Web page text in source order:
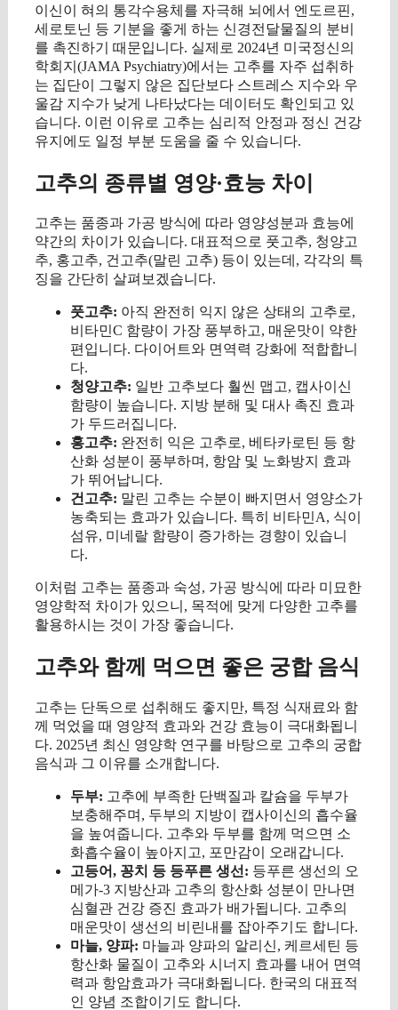
이신이 혀의 통각수용체를 자극해 뇌에서 엔도르핀,
세로토닌 등 기분을 좋게 하는 신경전달물질의 분비
를 촉진하기 때문입니다. 실제로 2024년 미국정신의
학회지(JAMA Psychiatry)에서는 고추를 자주 섭취하
는 집단이 그렇지 않은 집단보다 스트레스 지수와 우
울감 지수가 낮게 나타났다는 데이터도 확인되고 있
습니다. 이런 이유로 고추는 심리적 안정과 정신 건강
유지에도 일정 부분 도움을 줄 수 있습니다.
고추의 종류별 영양·효능 차이
고추는 품종과 가공 방식에 따라 영양성분과 효능에
약간의 차이가 있습니다. 대표적으로 풋고추, 청양고
추, 홍고추, 건고추(말린 고추) 등이 있는데, 각각의 특
징을 간단히 살펴보겠습니다.
풋고추: 아직 완전히 익지 않은 상태의 고추로,
비타민C 함량이 가장 풍부하고, 매운맛이 약한
편입니다. 다이어트와 면역력 강화에 적합합니
다.
청양고추: 일반 고추보다 훨씬 맵고, 캡사이신
함량이 높습니다. 지방 분해 및 대사 촉진 효과
가 두드러집니다.
홍고추: 완전히 익은 고추로, 베타카로틴 등 항
산화 성분이 풍부하며, 항암 및 노화방지 효과
가 뛰어납니다.
건고추: 말린 고추는 수분이 빠지면서 영양소가
농축되는 효과가 있습니다. 특히 비타민A, 식이
섬유, 미네랄 함량이 증가하는 경향이 있습니
다.
이처럼 고추는 품종과 숙성, 가공 방식에 따라 미묘한
영양학적 차이가 있으니, 목적에 맞게 다양한 고추를
활용하시는 것이 가장 좋습니다.
고추와 함께 먹으면 좋은 궁합 음식
고추는 단독으로 섭취해도 좋지만, 특정 식재료와 함
께 먹었을 때 영양적 효과와 건강 효능이 극대화됩니
다. 2025년 최신 영양학 연구를 바탕으로 고추의 궁합
음식과 그 이유를 소개합니다.
두부: 고추에 부족한 단백질과 칼슘을 두부가
보충해주며, 두부의 지방이 캡사이신의 흡수율
을 높여줍니다. 고추와 두부를 함께 먹으면 소
화흡수율이 높아지고, 포만감이 오래갑니다.
고등어, 꽁치 등 등푸른 생선: 등푸른 생선의 오
메가-3 지방산과 고추의 항산화 성분이 만나면
심혈관 건강 증진 효과가 배가됩니다. 고추의
매운맛이 생선의 비린내를 잡아주기도 합니다.
마늘, 양파: 마늘과 양파의 알리신, 케르세틴 등
항산화 물질이 고추와 시너지 효과를 내어 면역
력과 항암효과가 극대화됩니다. 한국의 대표적
인 양념 조합이기도 합니다.